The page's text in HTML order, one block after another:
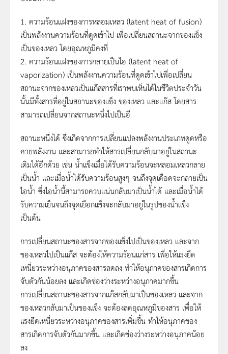
1. ความร้อนแฝงของการหลอมเหลว (latent heat of fusion)
เป็นพลังงานความร้อนที่ดูดเข้าไป เพื่อเปลี่ยนสถานะจากของแข็ง
เป็นของเหลว โดยอุณหภูมิคงที่
2. ความร้อนแฝงของการกลายเป็นไอ (latent heat of
vaporization) เป็นพลังงานความร้อนที่ดูดเข้าไปเพื่อเปลี่ยน
สถานะจากของเหลวเป็นแก๊สสารที่เราพบเห็นได้ในชีวิตประจำวัน
นั้นมีทั้งสารที่อยู่ในสถานะของแข็ง ของเหลว และแก๊ส โดยสาร
สามารถเปลี่ยนจากสถานะหนึ่งไปเป็นอี
สถานะหนึ่งได้ ซึ่งเกิดจากการเปลี่ยนแปลงพลังงานประเภทดูดหรือ
คายพลังงาน และสามารถทำให้สารเปลี่ยนกลับมาอยู่ในสถานะ
เดิมได้อีกด้วย เช่น น้ำแข็งเมื่อได้รับความร้อนจะหลอมเหลวกลาย
เป็นน้ำ และเมื่อน้ำได้รับความร้อนสูงๆ จนถึงจุดเดือดจะกลายเป็น
ไอน้ำ ซึ่งไอน้ำนี้สามารถควบแน่นกลับมาเป็นน้ำได้ และเมื่อน้ำได้
รับความเย็นจนถึงจุดเยือกแข็งจะกลับมาอยู่ในรูปของน้ำแข็ง
เป็นต้น
การเปลี่ยนสถานะของสารจากของแข็งไปเป็นของเหลว และจาก
ของเหลวไปเป็นแก๊ส จะต้องให้ความร้อนแก่สาร เพื่อให้แรงยึด
เหนี่ยวระหว่างอนุภาคของสารลดลง ทำให้อนุภาคของสารเกิดการ
จับตัวกันน้อยลง และเกิดช่องว่างระหว่างอนุภาคมากขึ้น
การเปลี่ยนสถานะของสารจากแก๊สกลับมาเป็นของเหลว และจาก
ของเหลวกลับมาเป็นของแข็ง จะต้องลดอุณหภูมิของสาร เพื่อให้
แรงยึดเหนี่ยวระหว่างอนุภาคของสารเพิ่มขึ้น ทำให้อนุภาคของ
สารเกิดการจับตัวกันมากขึ้น และเกิดช่องว่างระหว่างอนุภาคน้อย
ลง